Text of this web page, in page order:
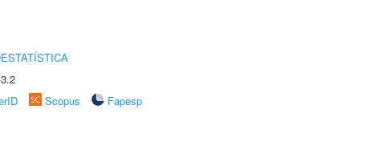
Scopus
Fapesp